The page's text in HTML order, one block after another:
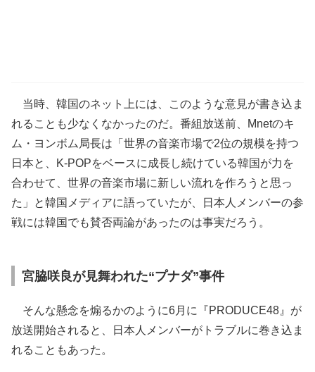
当時、韓国のネット上には、このような意見が書き込ま
れることも少なくなかったのだ。番組放送前、Mnetのキ
ム・ヨンボム局長は「世界の音楽市場で2位の規模を持つ
日本と、K-POPをベースに成長し続けている韓国が力を
合わせて、世界の音楽市場に新しい流れを作ろうと思っ
た」と韓国メディアに語っていたが、日本人メンバーの参
戦には韓国でも賛否両論があったのは事実だろう。
宮脇咲良が見舞われた“プナダ”事件
そんな懸念を煽るかのように6月に『PRODUCE48』が
放送開始されると、日本人メンバーがトラブルに巻き込ま
れることもあった。